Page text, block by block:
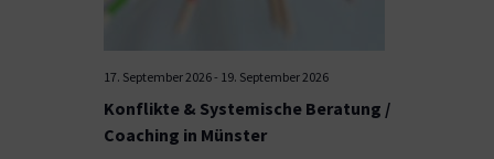
17. September 2026- 19. September 2026
Konflikte & Systemische Beratung /
Coaching in Münster